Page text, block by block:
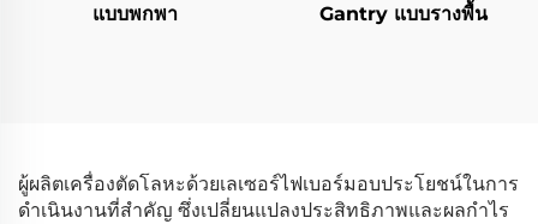
แบบพกพา
Gantry แบบรางพื้น
ผู้ผลิตเครื่องตัดโลหะด้วยเลเซอร์ไฟเบอร์มอบประโยชน์ในการ
ดำเนินงานที่สำคัญ ซึ่งเปลี่ยนแปลงประสิทธิภาพและผลกำไร